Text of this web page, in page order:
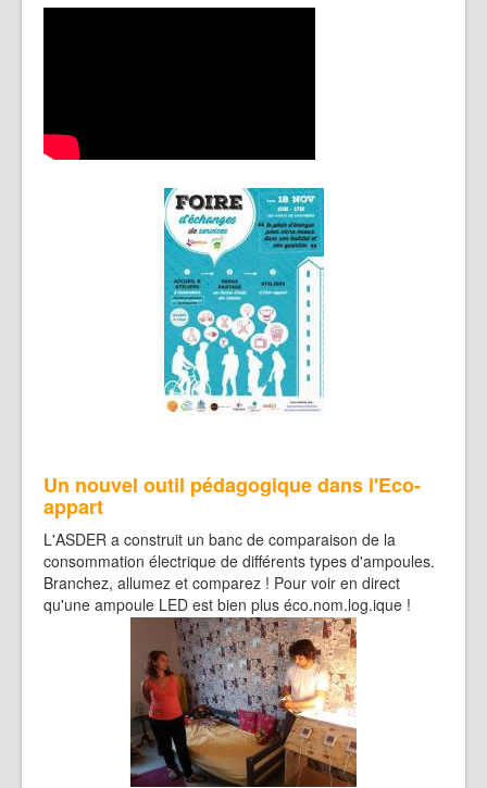
Un nouvel outil pédagogique dans l'Eco-
appart
L'ASDER a construit un banc de comparaison de la
consommation électrique de différents types d'ampoules.
Branchez, allumez et comparez ! Pour voir en direct
qu'une ampoule LED est bien plus éco.nom.log.ique !